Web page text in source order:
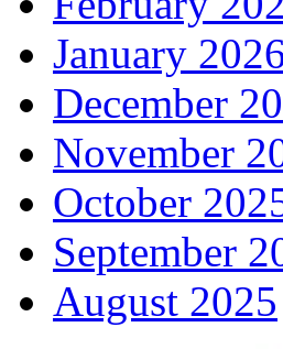
January
December
November
October
September
August 2025